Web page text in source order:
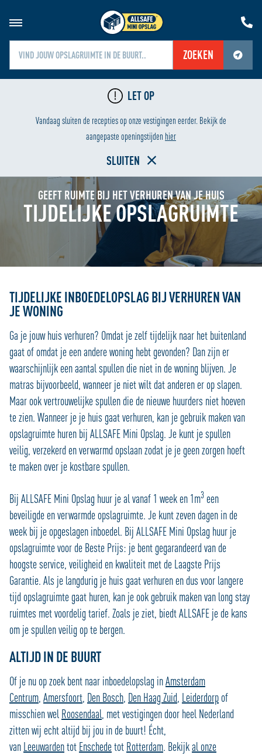
ZOEKEN
Jouw locatiediensten zijn uitgeschakeld.
Schakel jouw locatiediensten in om deze functie te gebruiken.
LET OP
Vandaag sluiten de recepties op onze vestigingen eerder. Bekijk de
aangepaste openingstijden hier
SLUITEN
LAAGSTE PRIJS
Home
GEEFT RUIMTE BIJ HET VERHUREN VAN JE HUIS
TIJDELIJKE OPSLAGRUIMTE
TIJDELIJKE INBOEDELOPSLAG BIJ VERHUREN VAN
JE WONING
Ga je jouw huis verhuren? Omdat je zelf tijdelijk naar het buitenland
gaat of omdat je een andere woning hebt gevonden? Dan zijn er
waarschijnlijk een aantal spullen die niet in de woning blijven. Je
matras bijvoorbeeld, wanneer je niet wilt dat anderen er op slapen.
Maar ook vertrouwelijke spullen die de nieuwe huurders niet hoeven
te zien. Wanneer je je huis gaat verhuren, kan je gebruik maken van
opslagruimte huren bij ALLSAFE Mini Opslag. Je kunt je spullen
veilig, verzekerd en verwarmd opslaan zodat je je geen zorgen hoeft
te maken over je kostbare spullen.
Bij ALLSAFE Mini Opslag huur je al vanaf 1 week en 1m3 een
beveiligde en verwarmde opslagruimte. Je kunt zeven dagen in de
week bij je opgeslagen inboedel. Bij ALLSAFE Mini Opslag huur je
opslagruimte voor de Beste Prijs: je bent gegarandeerd van de
hoogste service, veiligheid en kwaliteit met de Laagste Prijs
Garantie. Als je langdurig je huis gaat verhuren en dus voor langere
tijd opslagruimte gaat huren, kan je ook gebruik maken van long stay
ruimtes met voordelig tarief. Zoals je ziet, biedt ALLSAFE je de kans
om je spullen veilig op te bergen.
ALTIJD IN DE BUURT
Of je nu op zoek bent naar inboedelopslag inAmsterdam
Centrum, Amersfoort, Den Bosch, Den Haag Zuid, Leiderdorpof
misschien wel Roosendaal, met vestigingen door heel Nederland
zitten wij echt altijd bij jou in de buurt! Écht,
van Leeuwardentot Enschedetot Rotterdam. Bekijkal onze